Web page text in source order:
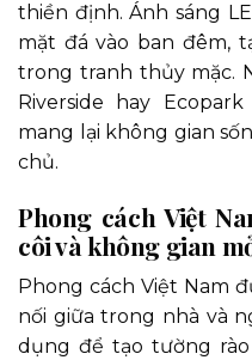
thiền định. Ánh sáng
mặt đá vào ban đêm,
trong tranh thủy mặc.
Riverside hay
mang lại không gian
chủ.
Phong cách Việt
côi và không gian
Phong cách Việt Nam
nối giữa trong nhà và
dụng để tạo tường